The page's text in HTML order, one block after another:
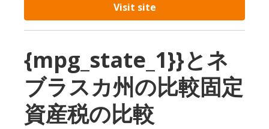
Visit site
{mpg_state_1}}とネ
ブラスカ州の比較固定
資産税の比較